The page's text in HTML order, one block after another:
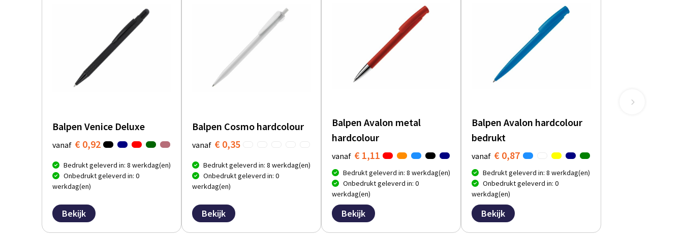
Balpen Venice Deluxe
vanaf € 0,92
Bedrukt geleverd in: 8 werkdag(en)
Onbedrukt geleverd in: 0
werkdag(en)
Bekijk
Balpen Cosmo hardcolour
vanaf € 0,35
Bedrukt geleverd in: 8 werkdag(en)
Onbedrukt geleverd in: 0
werkdag(en)
Bekijk
Balpen Avalon metal
hardcolour
vanaf € 1,11
Bedrukt geleverd in: 8 werkdag(en)
Onbedrukt geleverd in: 0
werkdag(en)
Bekijk
Balpen Avalon hardcolour
bedrukt
vanaf € 0,87
Bedrukt geleverd in: 8 werkdag(en)
Onbedrukt geleverd in: 0
werkdag(en)
Bekijk